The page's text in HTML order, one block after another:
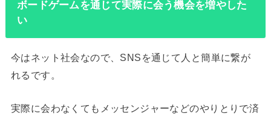
ボードゲームを通じて実際に会う機会を増やした
い
今はネット社会なので、SNSを通じて人と簡単に繋が
れるです。
実際に会わなくてもメッセンジャーなどのやりとりで済